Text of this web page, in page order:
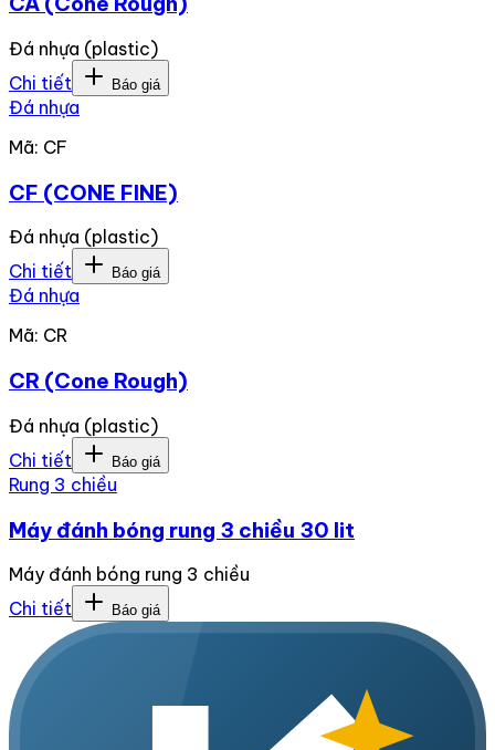
Đá nhựa (plastic)
Chi tiết
Báo giá
Đá nhựa
Mã: CF
CF (CONE FINE)
Đá nhựa (plastic)
Chi tiết
Báo giá
Đá nhựa
Mã: CR
CR (Cone Rough)
Đá nhựa (plastic)
Chi tiết
Báo giá
Rung 3 chiều
Máy đánh bóng rung 3 chiều 30 lit
Máy đánh bóng rung 3 chiều
Chi tiết
Báo giá